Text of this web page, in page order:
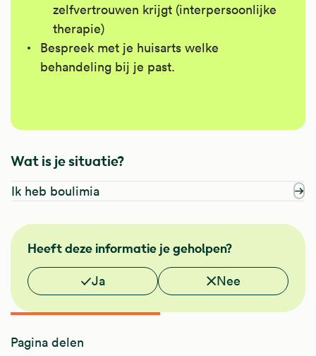
zelfvertrouwen krijgt (interpersoonlijke
therapie)
Bespreek met je huisarts welke
behandeling bij je past.
Wat is je situatie?
Ik heb boulimia
GGZ
Heeft deze informatie je geholpen?
Vond je deze informatie nuttig?
Ja Nee
Pagina delen